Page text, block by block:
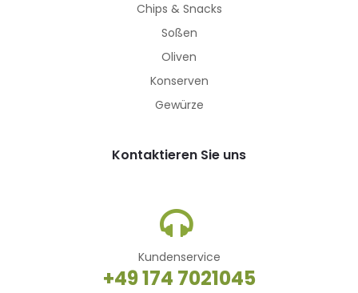
Chips & Snacks
Soßen
Oliven
Konserven
Gewürze
Kontaktieren Sie uns
Kundenservice
+49 174 7021045